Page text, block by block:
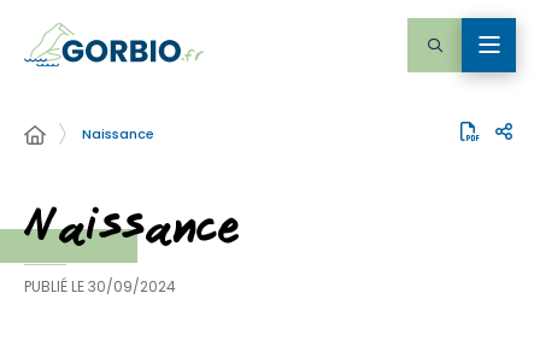
Naissance
Naissance
PUBLIÉ LE30/09/2024